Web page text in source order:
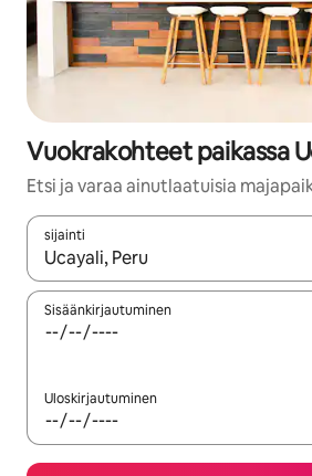
Vuokrakohteet paikassa
Etsi ja varaa ainutlaatuisia
sijainti
Kun tulokset ovat saatavilla, navigoi
Sisäänkirjautuminen
Uloskirjautuminen